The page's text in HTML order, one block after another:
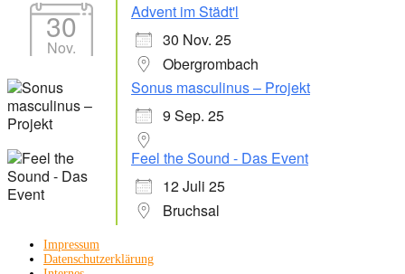
30
Nov.
Advent im Städt'l
30 Nov. 25
Obergrombach
Sonus masculinus – Projekt
9 Sep. 25
Feel the Sound - Das Event
12 Juli 25
Bruchsal
Impressum
Datenschutzerklärung